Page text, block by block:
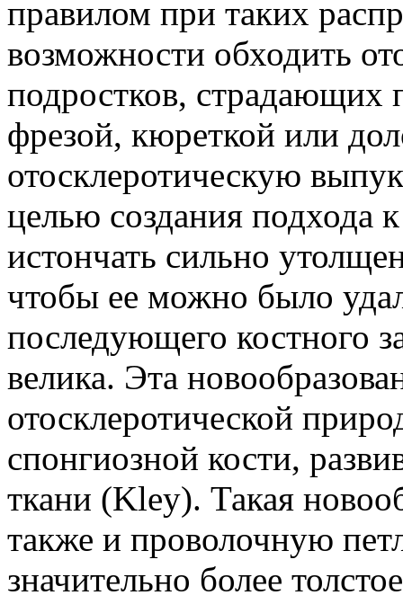
правилом при таких
возможности обходить
подростков, страдающих
фрезой, кюреткой или
отосклеротическую
целью создания подхода
истончать сильно
чтобы ее можно было
последующего костного
велика. Эта
отосклеротической
спонгиозной кости,
ткани (Kley). Такая
также и проволочную
значительно более